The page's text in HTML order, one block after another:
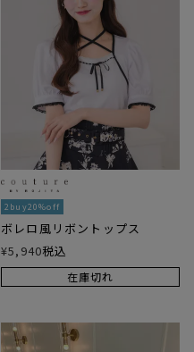
2buy20%off
ボレロ風リボントップス
¥5,940税込
在庫切れ